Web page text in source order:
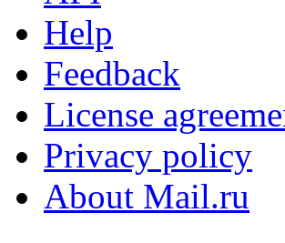
Help
Feedback
License
Privacy policy
About Mail.ru